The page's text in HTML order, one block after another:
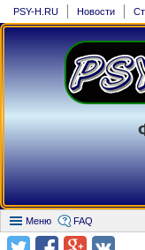
PSY-H.RU Новости
Меню FAQ